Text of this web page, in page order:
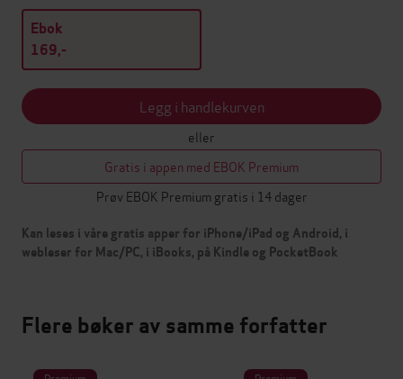
Ebok
169,-
Legg i handlekurven
eller
Gratis i appen med EBOK Premium
Prøv EBOK Premium gratis i 14 dager
Kan leses i våre gratis apper for iPhone/iPad og Android, i
webleser for Mac/PC, i iBooks, på Kindle og PocketBook
Flere bøker av samme forfatter